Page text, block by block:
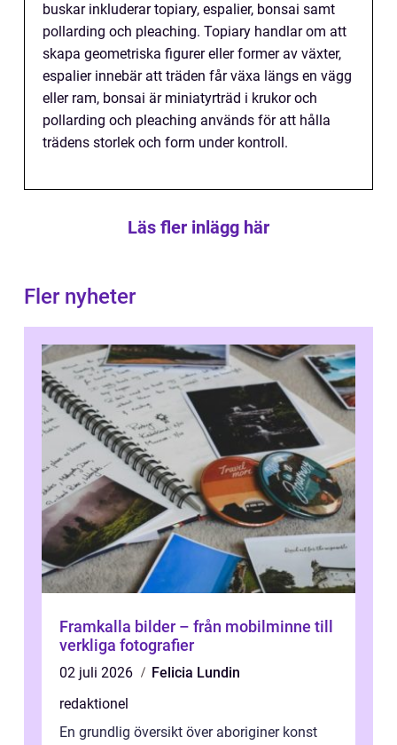
buskar inkluderar topiary, espalier, bonsai samt
pollarding och pleaching. Topiary handlar om att
skapa geometriska figurer eller former av växter,
espalier innebär att träden får växa längs en vägg
eller ram, bonsai är miniatyrträd i krukor och
pollarding och pleaching används för att hålla
trädens storlek och form under kontroll.
Läs fler inlägg här
Fler nyheter
Framkalla bilder – från mobilminne till
verkliga fotografier
02 juli 2026
Felicia Lundin
redaktionel
En grundlig översikt över aboriginer konst